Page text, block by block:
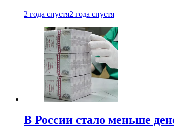
2 года спустя2 года спустя
В России стало меньше